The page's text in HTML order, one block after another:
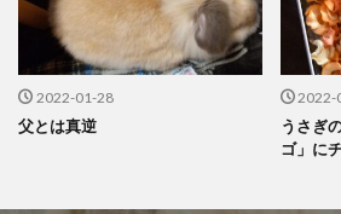
2022-01-28
父とは真逆
2022-
うさぎ
ゴ」に